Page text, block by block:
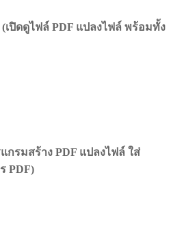
(เปิดดูไฟล์ PDF แปลงไฟล์ พร้อมทั้ง
กรมสร้าง PDF แปลงไฟล์ ใส่
PDF)